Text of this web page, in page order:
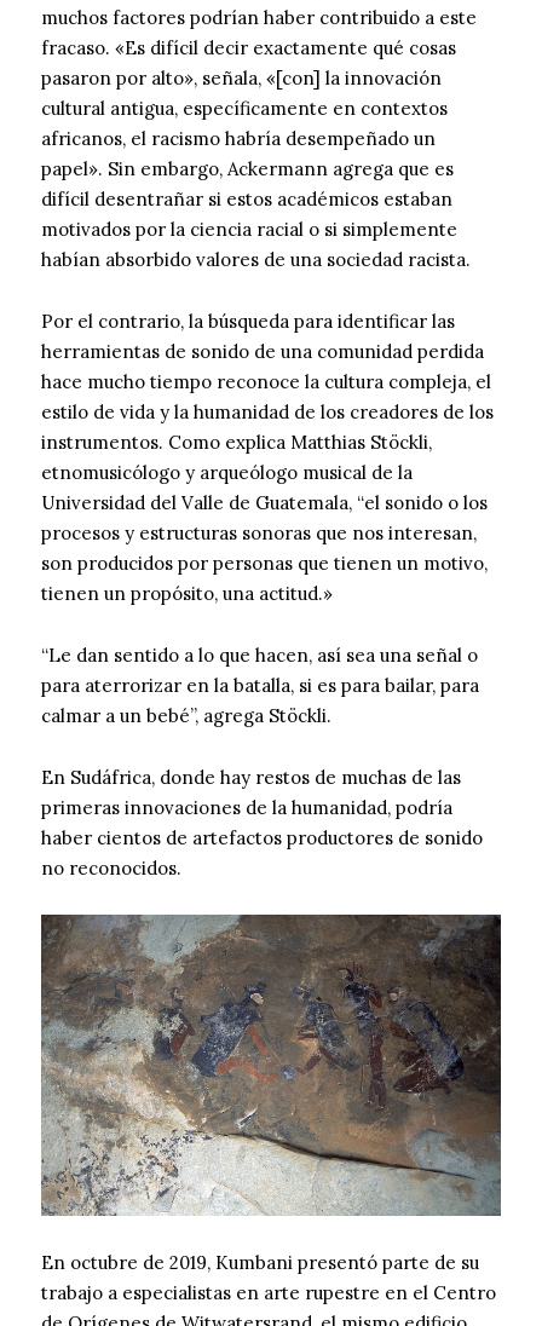
muchos factores podrían haber contribuido a este
fracaso. «Es difícil decir exactamente qué cosas
pasaron por alto», señala, «[con] la innovación
cultural antigua, específicamente en contextos
africanos, el racismo habría desempeñado un
papel». Sin embargo, Ackermann agrega que es
difícil desentrañar si estos académicos estaban
motivados por la ciencia racial o si simplemente
habían absorbido valores de una sociedad racista.
Por el contrario, la búsqueda para identificar las
herramientas de sonido de una comunidad perdida
hace mucho tiempo reconoce la cultura compleja, el
estilo de vida y la humanidad de los creadores de los
instrumentos. Como explica Matthias Stöckli,
etnomusicólogo y arqueólogo musical de la
Universidad del Valle de Guatemala, “el sonido o los
procesos y estructuras sonoras que nos interesan,
son producidos por personas que tienen un motivo,
tienen un propósito, una actitud.»
“Le dan sentido a lo que hacen, así sea una señal o
para aterrorizar en la batalla, si es para bailar, para
calmar a un bebé”, agrega Stöckli.
En Sudáfrica, donde hay restos de muchas de las
primeras innovaciones de la humanidad, podría
haber cientos de artefactos productores de sonido
no reconocidos.
En octubre de 2019, Kumbani presentó parte de su
trabajo a especialistas en arte rupestre en el Centro